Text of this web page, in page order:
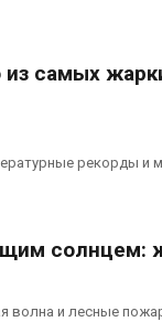
самых
рекорды и
солнцем:
волна и лесные